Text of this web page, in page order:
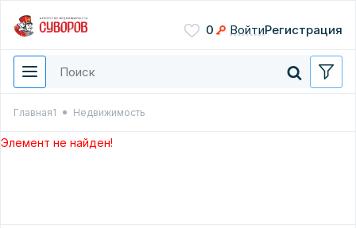
0 ВойтиРегистрация
Главная1 Недвижимость
Элемент не найден!
Введите цифры с картинки
Нажимая кнопку, вы даете
согласие на обработку
персональных данных